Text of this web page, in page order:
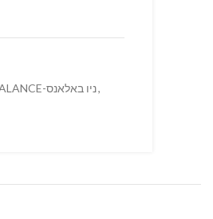
NEW BALANCE-ניו באלאנס,